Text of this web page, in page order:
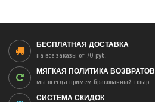
БЕСПЛАТНАЯ ДОСТАВКА
на все заказы от 70 руб.
МЯГКАЯ ПОЛИТИКА ВОЗВРАТОВ
мы всегда примем бракованный товар
СИСТЕМА СКИДОК